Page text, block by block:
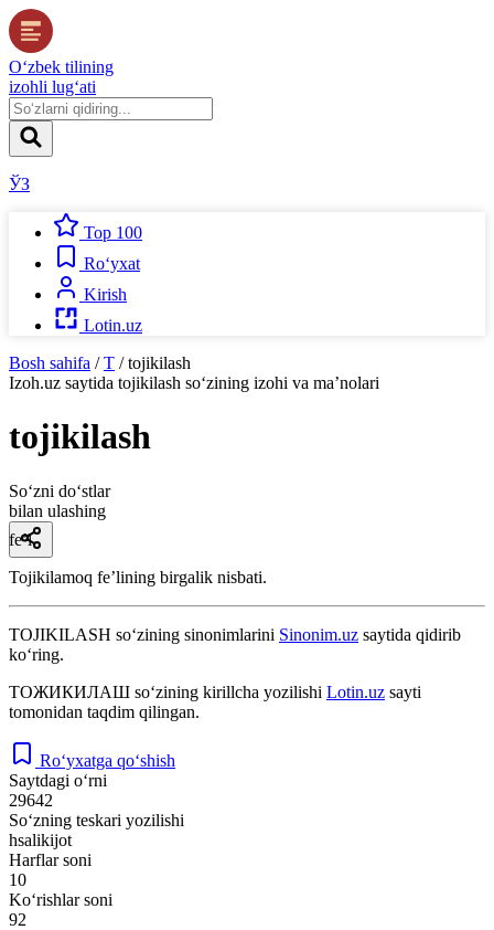
O‘zbek tilining
izohli lug‘ati
ЎЗ
Top 100
Ro‘yxat
Kirish
Lotin.uz
Bosh sahifa / T / tojikilash
Izoh.uz saytida tojikilash so‘zining izohi va ma’nolari
tojikilash
So‘zni do‘stlar
bilan ulashing
fe’l
Tojikilamoq feʼlining birgalik nisbati.
TOJIKILASH so‘zining sinonimlarini Sinonim.uz saytida qidirib
ko‘ring.
ТОЖИКИЛАШ so‘zining kirillcha yozilishi Lotin.uz sayti
tomonidan taqdim qilingan.
Ro‘yxatga qo‘shish
Saytdagi o‘rni
29642
So‘zning teskari yozilishi
hsalikijot
Harflar soni
10
Ko‘rishlar soni
92